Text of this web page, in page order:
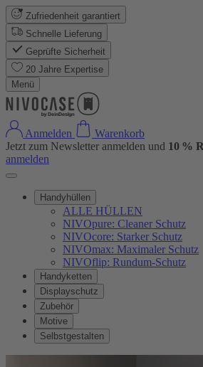
Zufriedenheit garantiert
Schnelle Lieferung
Geprüfte Sicherheit
20 Jahre Expertise
Menü
Anmelden
Warenkorb
Jetzt zum Newsletter anmelden und 10 %
anmelden
Handyhüllen
ALLE HÜLLEN
NIVOpure: Cleaner Schutz
NIVOcore: Starker Schutz
NIVOmax: Maximaler Schutz
NIVOflip: Rundum-Schutz
Handyketten
Displayschutz
Zubehör
Motive
Selbstgestalten